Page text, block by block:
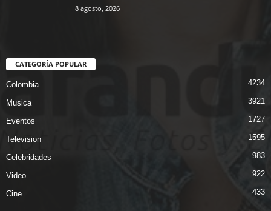
8 agosto, 2026
CATEGORÍA POPULAR
Colombia 4234
Musica 3921
Eventos 1727
Television 1595
Celebridades 983
Video 922
Cine 433